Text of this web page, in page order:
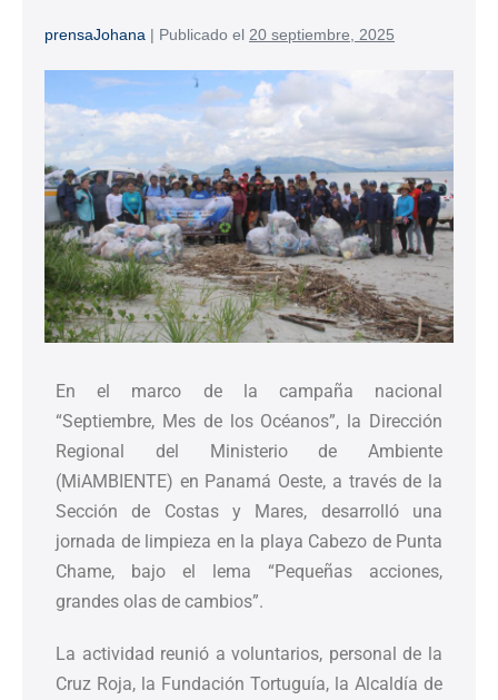
prensaJohana | Publicado el 20 septiembre, 2025
En el marco de la campaña nacional
“Septiembre, Mes de los Océanos”, la Dirección
Regional del Ministerio de Ambiente
(MiAMBIENTE) en Panamá Oeste, a través de la
Sección de Costas y Mares, desarrolló una
jornada de limpieza en la playa Cabezo de Punta
Chame, bajo el lema “Pequeñas acciones,
grandes olas de cambios”.
La actividad reunió a voluntarios, personal de la
Cruz Roja, la Fundación Tortuguía, la Alcaldía de